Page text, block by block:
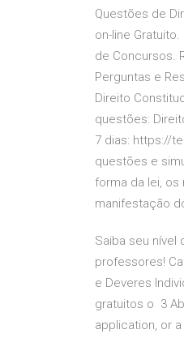
Questões de
on-line
de Concursos.
Perguntas e
Direito
questões:
7 dias: https://
questões e
forma da lei,
manifestação
Saiba seu
professores!
e Deveres
gratuitos o 3
application, or